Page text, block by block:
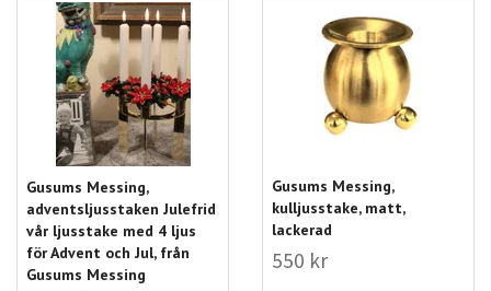
Gusums Messing,
adventsljusstaken Julefrid
vår ljusstake med 4 ljus
för Advent och Jul, från
Gusums Messing
Gusums Messing,
kulljusstake, matt,
lackerad
550 kr